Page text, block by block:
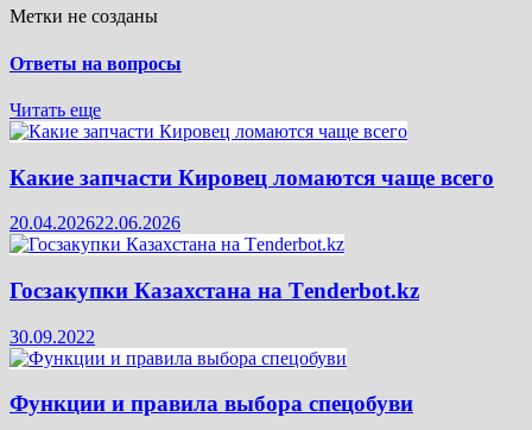
Метки не созданы
Ответы на вопросы
Читать еще
Какие запчасти Кировец ломаются чаще всего
20.04.202622.06.2026
Госзакупки Казахстана на Тenderbot.kz
30.09.2022
Функции и правила выбора спецобуви